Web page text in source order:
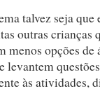
talvez seja que
outras crianças
menos opções de
levantem
às atividades,